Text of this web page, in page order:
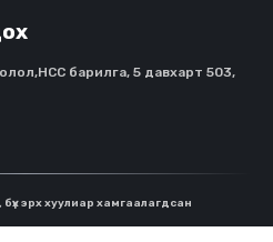
барилга, 5 давхарт 503,
эрх хуулиар хамгаалагдсан